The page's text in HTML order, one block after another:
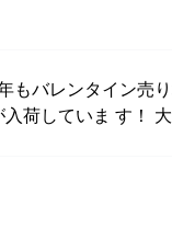
もバレンタイン売
荷していま す！